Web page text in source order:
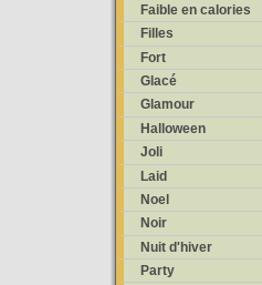
Faible en calories
Filles
Fort
Glacé
Glamour
Halloween
Joli
Laid
Noel
Noir
Nuit d'hiver
Party